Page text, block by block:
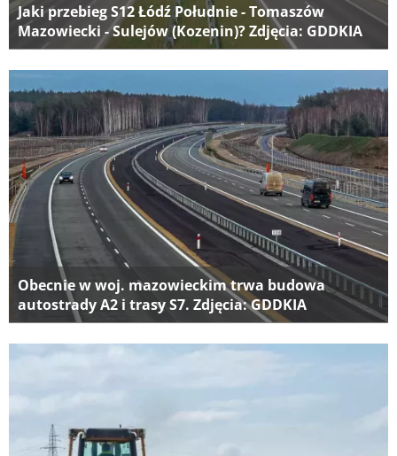
Jaki przebieg S12 Łódź Południe - Tomaszów
Mazowiecki - Sulejów (Kozenin)? Zdjęcia: GDDKIA
Obecnie w woj. mazowieckim trwa budowa
autostrady A2 i trasy S7. Zdjęcia: GDDKIA